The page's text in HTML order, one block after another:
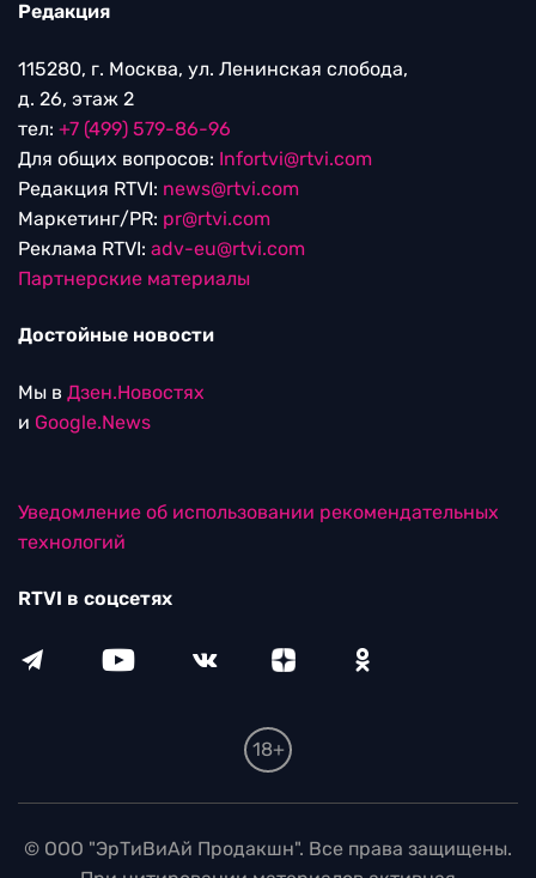
Редакция
115280, г. Москва, ул. Ленинская слобода,
д. 26, этаж 2
тел: +7 (499) 579-86-96
Для общих вопросов: Infortvi@rtvi.com
Редакция RTVI: news@rtvi.com
Маркетинг/PR: pr@rtvi.com
Реклама RTVI: adv-eu@rtvi.com
Партнерские материалы
Достойные новости
Мы в Дзен.Новостях
и Google.News
Уведомление об использовании рекомендательных
технологий
RTVI в соцсетях
18+
© ООО "ЭрТиВиАй Продакшн". Все права защищены.